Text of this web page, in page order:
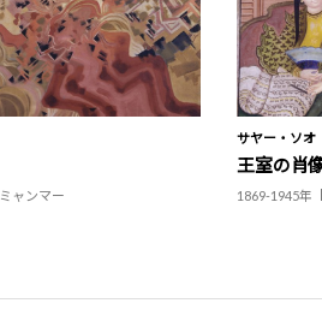
ミャンマー
サヤー・ソオ
王室の肖
1869-1945年